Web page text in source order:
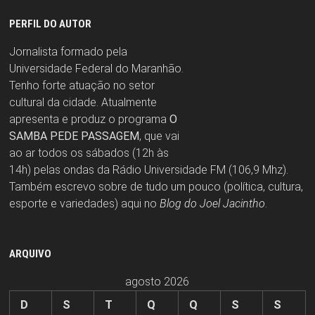
PERFIL DO AUTOR
Jornalista formado pela
Universidade Federal do Maranhão.
Tenho forte atuação no setor
cultural da cidade. Atualmente
apresenta e produz o programa O
SAMBA PEDE PASSAGEM, que vai
ao ar todos os sábados (12h às
14h) pelas ondas da Rádio Universidade FM (106,9 Mhz).
Também escrevo sobre de tudo um pouco (política, cultura,
esporte e variedades) aqui no Blog do Joel Jacintho.
ARQUIVO
agosto 2026
D
S T Q Q S S